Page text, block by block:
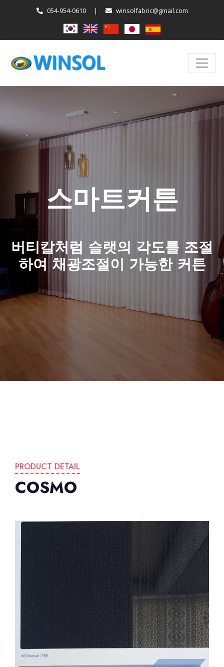
054-954-0610 | winsolfabric@gmail.com
스마트커튼
버티칼처럼 슬랫의 각도를 조절
하여 채광조절이 가능한 커튼
PRODUCT DETAIL
COSMO